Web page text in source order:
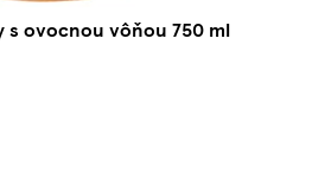
s ovocnou vôňou 750 ml